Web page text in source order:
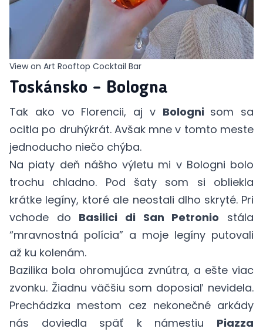
View on Art Rooftop Cocktail Bar
Toskánsko – Bologna
Tak ako vo Florencii, aj v Bologni som sa
ocitla po druhýkrát. Avšak mne v tomto meste
jednoducho niečo chýba.
Na piaty deň nášho výletu mi v Bologni bolo
trochu chladno. Pod šaty som si obliekla
krátke legíny, ktoré ale neostali dlho skryté. Pri
vchode do Basilici di San Petronio stála
“mravnostná polícia” a moje legíny putovali
až ku kolenám.
Bazilika bola ohromujúca zvnútra, a ešte viac
zvonku. Žiadnu väčšiu som doposiaľ nevidela.
Prechádzka mestom cez nekonečné arkády
nás doviedla späť k námestiu Piazza